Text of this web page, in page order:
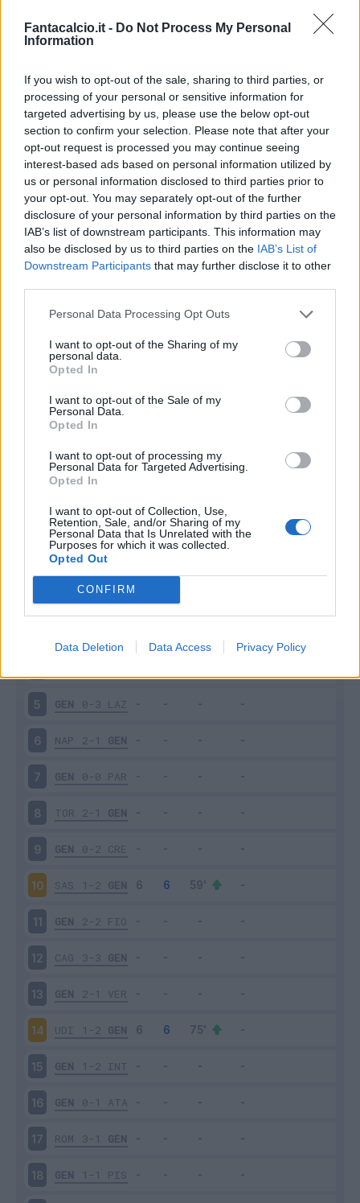
Fantacalcio.it - Do Not Process My Personal
Information
If you wish to opt-out of the sale, sharing to third parties, or
processing of your personal or sensitive information for
targeted advertising by us, please use the below opt-out
section to confirm your selection. Please note that after your
opt-out request is processed you may continue seeing
interest-based ads based on personal information utilized by
us or personal information disclosed to third parties prior to
your opt-out. You may separately opt-out of the further
disclosure of your personal information by third parties on the
IAB’s list of downstream participants. This information may
also be disclosed by us to third parties on the IAB’s List of
Downstream Participants that may further disclose it to other
Personal Data Processing Opt Outs
I want to opt-out of the Sharing of my
personal data.
Opted In
I want to opt-out of the Sale of my
Personal Data.
Opted In
I want to opt-out of processing my
Personal Data for Targeted Advertising.
Opted In
I want to opt-out of Collection, Use,
Retention, Sale, and/or Sharing of my
Personal Data that Is Unrelated with the
Purposes for which it was collected.
Opted Out
CONFIRM
Data Deletion Data Access Privacy Policy
Classic Mantra
Riepilogo stagione
Titolare 5 - 13%
Entrato 15 - 39%
Squalificato 0 - 0%
Infortunato 0 - 0%
Inutilizzato
Scarica riepilogo
stagionale
Giornata Voto FV Entrato Uscito Bonus/Malus
GEN 0-0
0-1 JUV
5 GEN 0-3 LAZ
6 NAP 2-1 GEN
7 GEN 0-0 PAR
8 TOR 2-1 GEN
9 GEN 0-2 CRE
10 SAS 1-2 GEN
11 GEN 2-2 FIO
12 CAG 3-3 GEN
13 GEN 2-1 VER
14 UDI 1-2 GEN
15 GEN 1-2 INT
16 GEN 0-1 ATA
17 ROM 3-1 GEN
18 GEN 1-1 PIS